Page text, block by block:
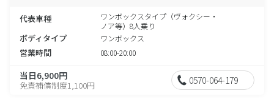
代表車種
ワンボックスタイプ（ヴォクシー・
ノア等）8人乗り
ボディタイプ ワンボックス
営業時間 08:00-20:00
当日6,900円
免責補償制度1,100円 0570-064-179